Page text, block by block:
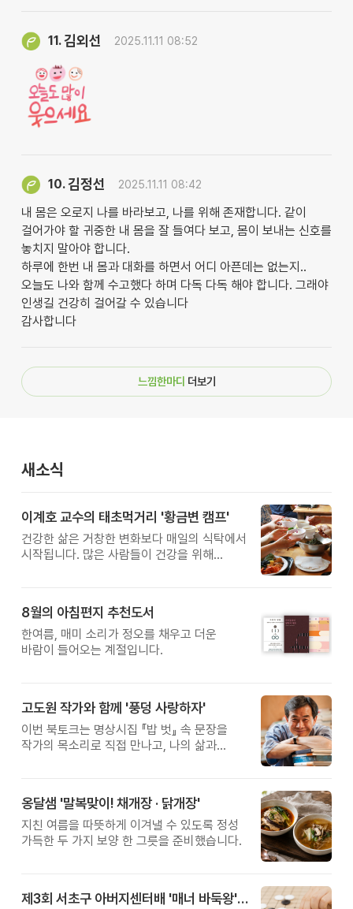
11.김외선 2025.11.11 08:52
10.김정선 2025.11.11 08:42
내 몸은 오로지 나를 바라보고, 나를 위해 존재합니다. 같이
걸어가야 할 귀중한 내 몸을 잘 들여다 보고, 몸이 보내는 신호를
놓치지 말아야 합니다.
하루에 한번 내 몸과 대화를 하면서 어디 아픈데는 없는지..
오늘도 나와 함께 수고했다 하며 다독 다독 해야 합니다. 그래야
인생길 건강히 걸어갈 수 있습니다
감사합니다
느낌한마디 더보기
새소식
이계호 교수의 태초먹거리 '황금변 캠프'
건강한 삶은 거창한 변화보다 매일의 식탁에서
시작됩니다. 많은 사람들이 건강을 위해
받은 이계호 교수와 함께하는 태초먹거리
황금변 캠프
8월의 아침편지 추천도서
한여름, 매미 소리가 정오를 채우고 더운
바람이 들어오는 계절입니다.
고도원 작가와 함께 '풍덩 사랑하자'
이번 북토크는 명상시집 『밥 벗』 속 문장을
작가의 목소리로 직접 만나고, 나의 삶과
옹달샘 '말복맞이! 채개장 · 닭개장'
지친 여름을 따뜻하게 이겨낼 수 있도록 정성
가득한 두 가지 보양 한 그릇을 준비했습니다.
제3회 서초구 아버지센터배 '매너 바둑왕' 대회